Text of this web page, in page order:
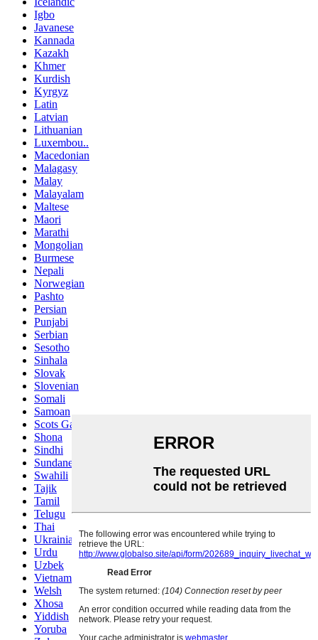
Igbo
Javanese
Kannada
Kazakh
Khmer
Kurdish
Kyrgyz
Latin
Latvian
Lithuanian
Luxembou..
Macedonian
Malagasy
Malay
Malayalam
Maltese
Maori
Marathi
Mongolian
Burmese
Nepali
Norwegian
Pashto
Persian
Punjabi
Serbian
Sesotho
Sinhala
Slovak
Slovenian
Somali
Samoan
Scots Gaelic
Shona
Sindhi
Sundanese
Swahili
Tajik
Tamil
Telugu
Thai
Ukrainian
Urdu
Uzbek
Vietnamese
Welsh
Xhosa
Yiddish
Yoruba